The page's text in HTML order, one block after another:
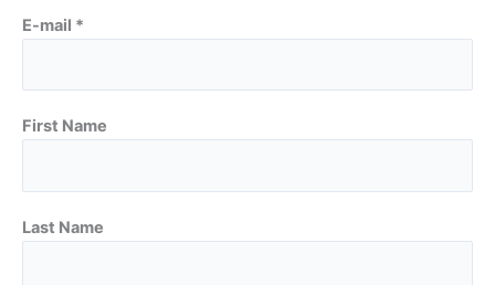
E-mail *
First Name
Last Name